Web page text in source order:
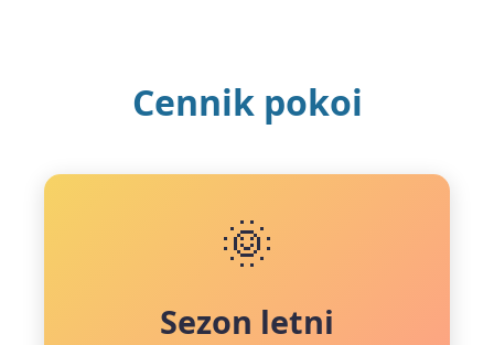
Cennik pokoi
🌞
Sezon letni